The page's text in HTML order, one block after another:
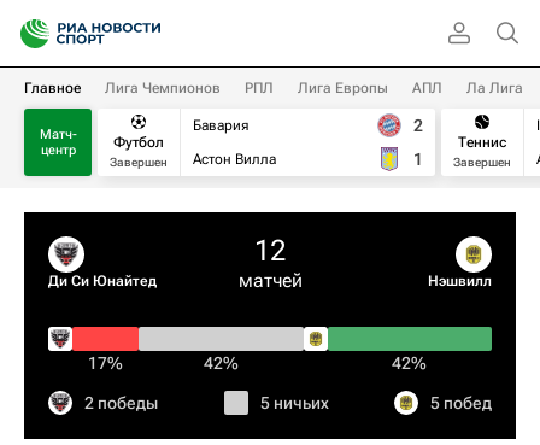
Главное Лига Чемпионов РПЛ Лига Европы АПЛ Ла Лига
Матч-
центр
Футбол
Завершен
Бавария
Астон Вилла
2
1
Теннис
Завершен
Ди Си Юнайтед
12
матчей Нэшвилл
17% 42% 42%
2 победы 5 ничьих 5 побед